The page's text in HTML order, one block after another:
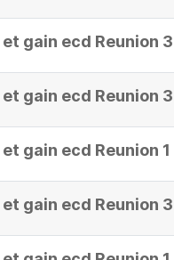
gain ecd Reunion
gain ecd Reunion
gain ecd Reunion
gain ecd Reunion